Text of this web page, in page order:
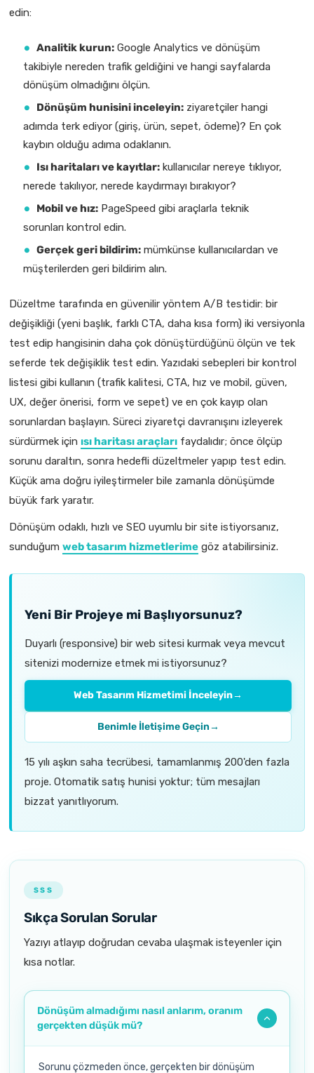
edin:
Analitik kurun: Google Analytics ve dönüşüm
takibiyle nereden trafik geldiğini ve hangi sayfalarda
dönüşüm olmadığını ölçün.
Dönüşüm hunisini inceleyin: ziyaretçiler hangi
adımda terk ediyor (giriş, ürün, sepet, ödeme)? En çok
kaybın olduğu adıma odaklanın.
Isı haritaları ve kayıtlar: kullanıcılar nereye tıklıyor,
nerede takılıyor, nerede kaydırmayı bırakıyor?
Mobil ve hız: PageSpeed gibi araçlarla teknik
sorunları kontrol edin.
Gerçek geri bildirim: mümkünse kullanıcılardan ve
müşterilerden geri bildirim alın.
Düzeltme tarafında en güvenilir yöntem A/B testidir: bir
değişikliği (yeni başlık, farklı CTA, daha kısa form) iki versiyonla
test edip hangisinin daha çok dönüştürdüğünü ölçün ve tek
seferde tek değişiklik test edin. Yazıdaki sebepleri bir kontrol
listesi gibi kullanın (trafik kalitesi, CTA, hız ve mobil, güven,
UX, değer önerisi, form ve sepet) ve en çok kayıp olan
sorunlardan başlayın. Süreci ziyaretçi davranışını izleyerek
sürdürmek için ısı haritası araçları faydalıdır; önce ölçüp
sorunu daraltın, sonra hedefli düzeltmeler yapıp test edin.
Küçük ama doğru iyileştirmeler bile zamanla dönüşümde
büyük fark yaratır.
Dönüşüm odaklı, hızlı ve SEO uyumlu bir site istiyorsanız,
sunduğum web tasarım hizmetlerime göz atabilirsiniz.
Yeni Bir Projeye mi Başlıyorsunuz?
Duyarlı (responsive) bir web sitesi kurmak veya mevcut
sitenizi modernize etmek mi istiyorsunuz?
Web Tasarım Hizmetimi İnceleyin→
Benimle İletişime Geçin→
15 yılı aşkın saha tecrübesi, tamamlanmış 200'den fazla
proje. Otomatik satış hunisi yoktur; tüm mesajları
bizzat yanıtlıyorum.
SSS
Sıkça Sorulan Sorular
Yazıyı atlayıp doğrudan cevaba ulaşmak isteyenler için
kısa notlar.
Dönüşüm almadığımı nasıl anlarım, oranım
gerçekten düşük mü?
Sorunu çözmeden önce, gerçekten bir dönüşüm